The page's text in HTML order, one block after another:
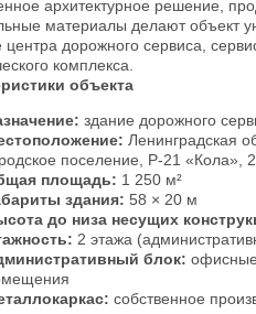
архитектурное решение,
материалы делают объект
центра дорожного сервиса,
комплекса.
объекта
здание дорожного
Ленинградская
поселение, Р-21 «Кола»,
площадь: 1 250 м²
здания: 58 × 20 м
до низа несущих
2 этажа
блок:
собственное